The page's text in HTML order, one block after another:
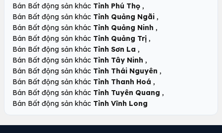
Bán Bất động sản khác Tỉnh Phú Thọ ,
Bán Bất động sản khác Tỉnh Quảng Ngãi ,
Bán Bất động sản khác Tỉnh Quảng Ninh ,
Bán Bất động sản khác Tỉnh Quảng Trị ,
Bán Bất động sản khác Tỉnh Sơn La ,
Bán Bất động sản khác Tỉnh Tây Ninh ,
Bán Bất động sản khác Tỉnh Thái Nguyên ,
Bán Bất động sản khác Tỉnh Thanh Hoá ,
Bán Bất động sản khác Tỉnh Tuyên Quang ,
Bán Bất động sản khác Tỉnh Vĩnh Long